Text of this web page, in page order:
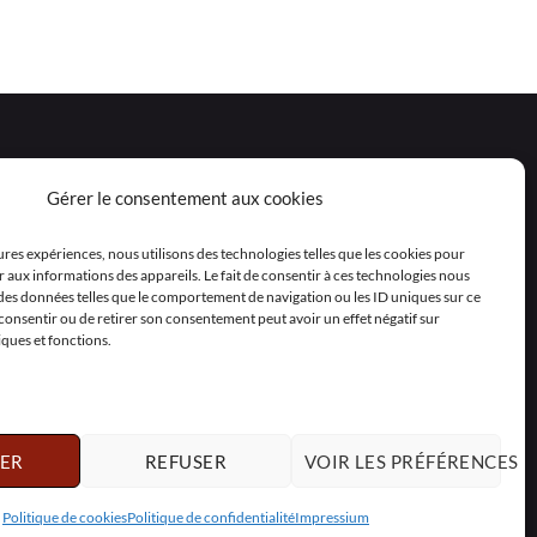
Gérer le consentement aux cookies
expériences, nous utilisons des technologies telles que les cookies pour
aux informations des appareils. Le fait de consentir à ces technologies nous
données telles que le comportement de navigation ou les ID uniques sur ce
consentir ou de retirer son consentement peut avoir un effet négatif sur
et fonctions.
REFUSER VOIR LES PRÉFÉRENCES
Politique de cookiesPolitique de confidentialitéImpressium